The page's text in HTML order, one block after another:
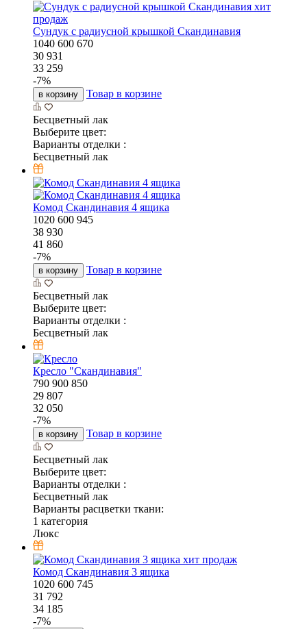
хит
продаж
Сундук с радиусной крышкой Скандинавия
1040 600 670
30 931
33 259
-7%
в корзину Товар в корзине
Бесцветный лак
Выберите цвет:
Варианты отделки :
Бесцветный лак
Комод Скандинавия 4 ящика
1020 600 945
38 930
41 860
-7%
в корзину Товар в корзине
Бесцветный лак
Выберите цвет:
Варианты отделки :
Бесцветный лак
Кресло "Скандинавия"
790 900 850
29 807
32 050
-7%
в корзину Товар в корзине
Бесцветный лак
Выберите цвет:
Варианты отделки :
Бесцветный лак
Варианты расцветки ткани:
1 категория
Люкс
хит продаж
Комод Скандинавия 3 ящика
1020 600 745
31 792
34 185
-7%